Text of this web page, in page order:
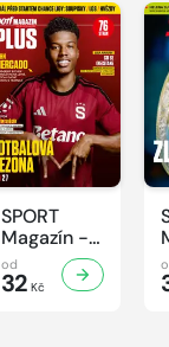
SPORT
Magazín -
30/2026
od
32 Kč